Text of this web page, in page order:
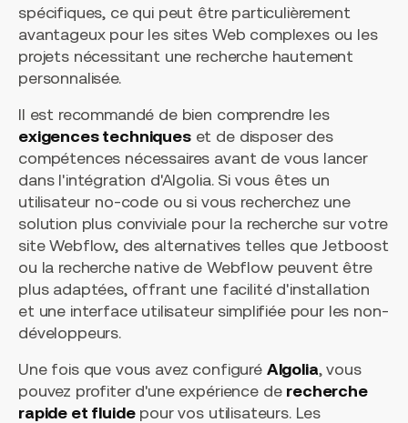
spécifiques, ce qui peut être particulièrement
avantageux pour les sites Web complexes ou les
projets nécessitant une recherche hautement
personnalisée.
Il est recommandé de bien comprendre les
exigences techniqueset de disposer des
compétences nécessaires avant de vous lancer
dans l'intégration d'Algolia. Si vous êtes un
utilisateur no-code ou si vous recherchez une
solution plus conviviale pour la recherche sur votre
site Webflow, des alternatives telles que Jetboost
ou la recherche native de Webflow peuvent être
plus adaptées, offrant une facilité d'installation
et une interface utilisateur simplifiée pour les non-
développeurs.
Une fois que vous avez configuré Algolia, vous
pouvez profiter d'une expérience de recherche
rapide et fluidepour vos utilisateurs. Les